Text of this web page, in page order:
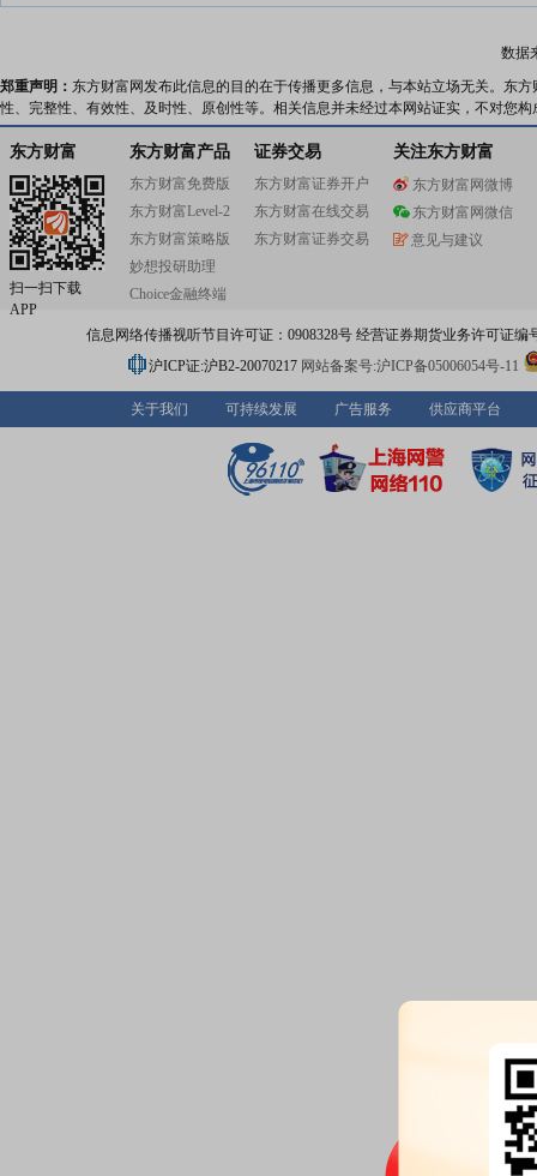
数据
郑重声明： 东方财富网发布此信息的目的在于传播更多信息，与本站立场无关。东
性、完整性、有效性、及时性、原创性等。相关信息并未经过本网站证实，不对您
东方财富
扫一扫下载
APP
东方财富产品
东方财富免费版
东方财富Level-2
东方财富策略版
妙想投研助理
Choice金融终端
证券交易
东方财富证券开户
东方财富在线交易
东方财富证券交易
关注东方财富
东方财富网微博
东方财富网微信
意见与建议
信息网络传播视听节目许可证：0908328号 经营证券期货业务许可证编
沪ICP证:沪B2-20070217 网站备案号:沪ICP备05006054号-11
关于我们 可持续发展 广告服务 供应商平台